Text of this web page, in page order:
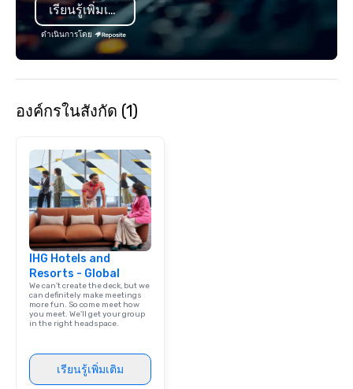
you're looking to energize a
conference, create a standout
moment at a marketing activation, or
add a refined touch to a wedding, we
Let’s make your next event
เรียนรู้เพิ่มเติม
ดำเนินการโดย
องค์กรในสังกัด (1)
IHG Hotels and
Resorts - Global
We can't create the deck, but we
can definitely make meetings
more fun. So come meet how
you meet. We'll get your group
in the right headspace.
เรียนรู้เพิ่มเติม